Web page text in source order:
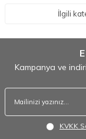
İlgili
Kampanya ve
KVKK